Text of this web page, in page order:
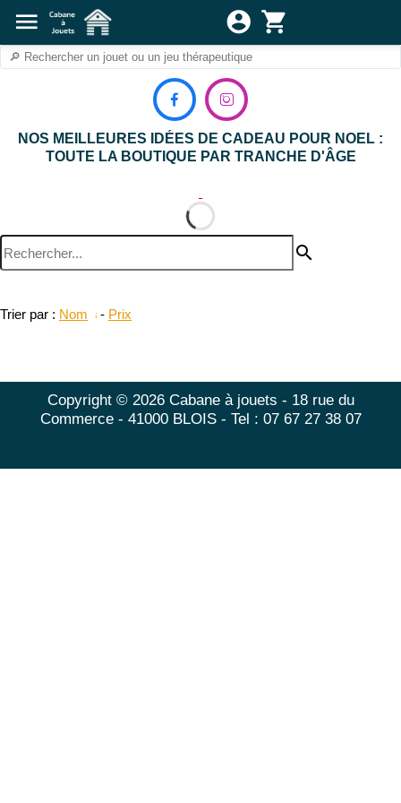
 
NOS MEILLEURES IDÉES DE CADEAU POUR NOEL :
TOUTE LA BOUTIQUE PAR TRANCHE D'ÂGE
search
Trier par : Nom - Prix
Copyright © 2026 Cabane à jouets - 18 rue du
Commerce - 41000 BLOIS - Tel : 07 67 27 38 07
menu account_circle shopping_cart